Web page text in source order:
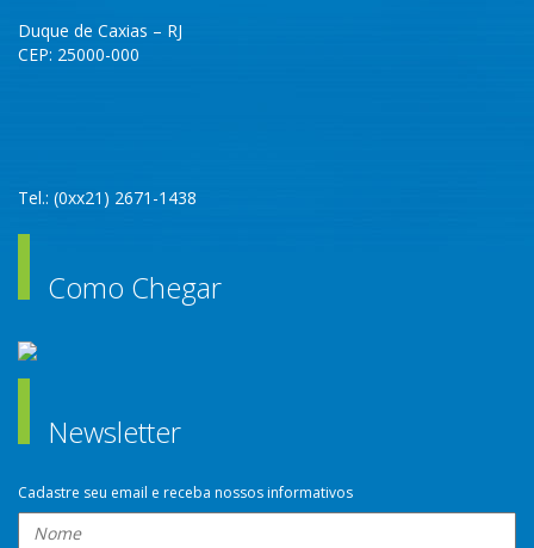
Duque de Caxias – RJ
CEP: 25000-000
Tel.: (0xx21) 2671-1438
Como Chegar
Newsletter
Cadastre seu email e receba nossos informativos